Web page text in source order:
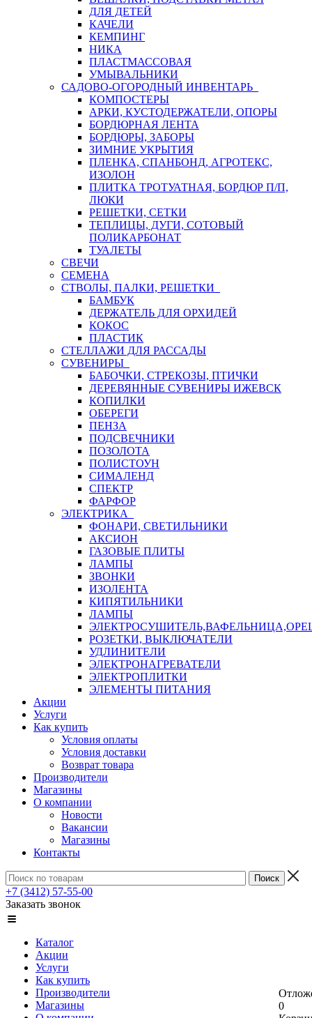
ДЛЯ ДЕТЕЙ
КАЧЕЛИ
КЕМПИНГ
НИКА
ПЛАСТМАССОВАЯ
УМЫВАЛЬНИКИ
САДОВО-ОГОРОДНЫЙ ИНВЕНТАРЬ
КОМПОСТЕРЫ
АРКИ, КУСТОДЕРЖАТЕЛИ, ОПОРЫ
БОРДЮРНАЯ ЛЕНТА
БОРДЮРЫ, ЗАБОРЫ
ЗИМНИЕ УКРЫТИЯ
ПЛЕНКА, СПАНБОНД, АГРОТЕКС,
ИЗОЛОН
ПЛИТКА ТРОТУАТНАЯ, БОРДЮР П/П,
ЛЮКИ
РЕШЕТКИ, СЕТКИ
ТЕПЛИЦЫ, ДУГИ, СОТОВЫЙ
ПОЛИКАРБОНАТ
ТУАЛЕТЫ
СВЕЧИ
СЕМЕНА
СТВОЛЫ, ПАЛКИ, РЕШЕТКИ
БАМБУК
ДЕРЖАТЕЛЬ ДЛЯ ОРХИДЕЙ
КОКОС
ПЛАСТИК
СТЕЛЛАЖИ ДЛЯ РАССАДЫ
СУВЕНИРЫ
БАБОЧКИ, СТРЕКОЗЫ, ПТИЧКИ
ДЕРЕВЯННЫЕ СУВЕНИРЫ ИЖЕВСК
КОПИЛКИ
ОБЕРЕГИ
ПЕНЗА
ПОДСВЕЧНИКИ
ПОЗОЛОТА
ПОЛИСТОУН
СИМАЛЕНД
СПЕКТР
ФАРФОР
ЭЛЕКТРИКА
ФОНАРИ, СВЕТИЛЬНИКИ
АКСИОН
ГАЗОВЫЕ ПЛИТЫ
ЛАМПЫ
ЗВОНКИ
ИЗОЛЕНТА
КИПЯТИЛЬНИКИ
ЛАМПЫ
РОЗЕТКИ, ВЫКЛЮЧАТЕЛИ
УДЛИНИТЕЛИ
ЭЛЕКТРОНАГРЕВАТЕЛИ
ЭЛЕКТРОПЛИТКИ
ЭЛЕМЕНТЫ ПИТАНИЯ
Акции
Услуги
Как купить
Условия оплаты
Условия доставки
Возврат товара
Производители
Магазины
О компании
Новости
Вакансии
Магазины
Контакты
+7 (3412) 57-55-00
Заказать звонок
Каталог
Акции
Услуги
Как купить
Производители
Магазины
0